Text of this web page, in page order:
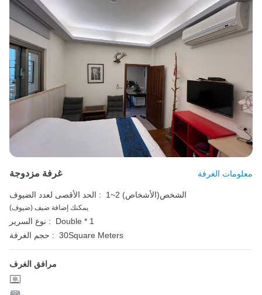
غرفة مزدوجة معلومات الغرفة
الحد الأقصى لعدد الضيوف : 1~2 الشخص(الأشخاص)
يمكنك إضافة ضيف (ضيوف)
نوع السرير :
Double * 1
حجم الغرفة : 30Square Meters
مرافق الغرف